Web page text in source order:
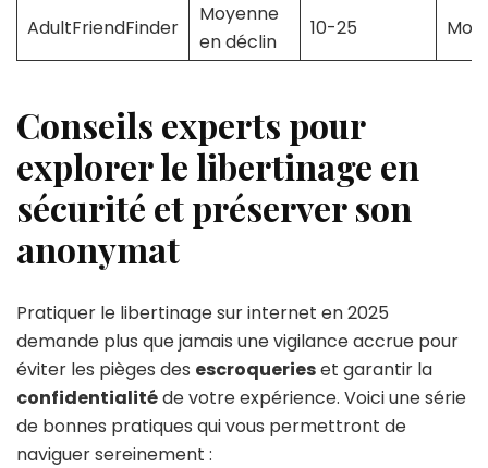
AdultFriendFinder
Moyenne
en déclin
10-25
Conseils experts pour
explorer le libertinage en
sécurité et préserver son
anonymat
Pratiquer le libertinage sur internet en 2025
demande plus que jamais une vigilance accrue pour
éviter les pièges des escroquerieset garantir la
confidentialitéde votre expérience. Voici une série
de bonnes pratiques qui vous permettront de
naviguer sereinement :